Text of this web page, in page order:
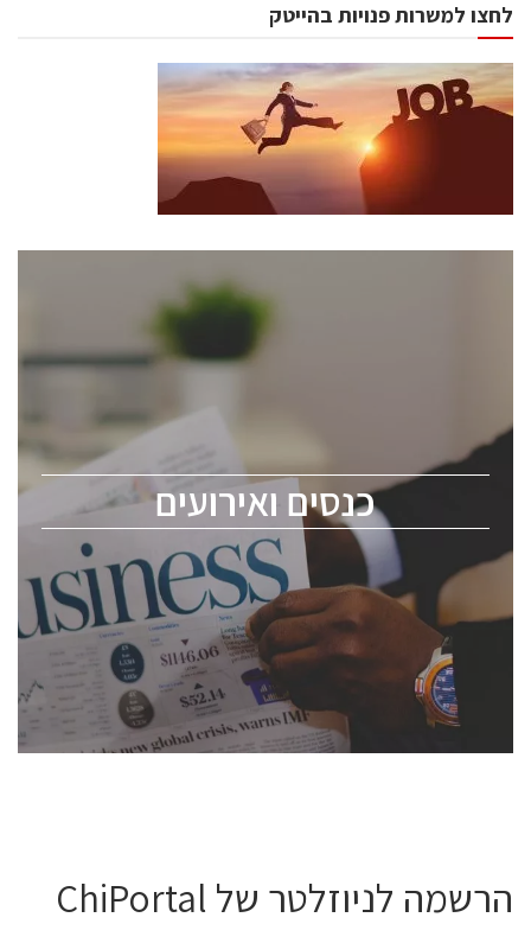
לחצו למשרות פנויות בהייטק
כנסים ואירועים
כנסים ואירועים
לכל העוסקים בתעשיית הסמיקונדקטור כולל מהנדסים,
ChipEx2026 will be held on May 12-13, 2026. The
conference is intended for everyone involved in the
semiconductor industry, including engineers,
professional experts, and senior executives.
לחץ לפרטים
הרשמה לניוזלטר של ChiPortal